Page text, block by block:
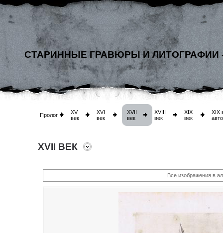
СТАРИННЫЕ ГРАВЮРЫ И ЛИТОГРАФИИ
Пролог
XV
век
XVI
век
XVII
век
XVIII
век
XIX
век
XIX
XVII ВЕК
Все изображения в